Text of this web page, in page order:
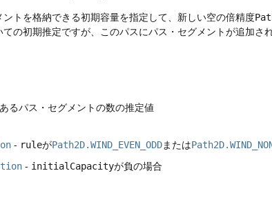
トを格納できる初期容量を指定して、新しい空の倍精度
の初期推定ですが、このパスにパス・セグメントが追加さ
るパス・セグメントの数の推定値
- ruleがPath2D.WIND_EVEN_ODDまたは
- initialCapacityが負の場合